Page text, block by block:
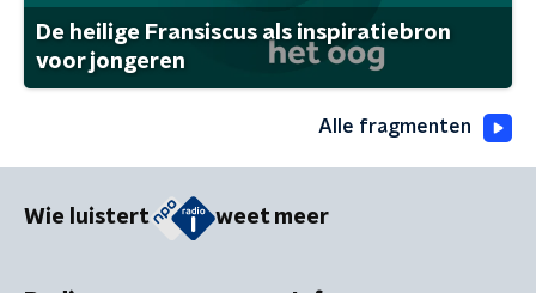
De heilige Fransiscus als inspiratiebron
voor jongeren
Alle fragmenten
Wie luistert weet meer